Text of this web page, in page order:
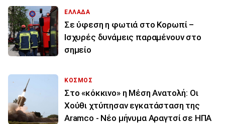
ΕΛΛΑΔΑ
Σε ύφεση η φωτιά στο Κορωπί –
Ισχυρές δυνάμεις παραμένουν στο
σημείο
ΚΟΣΜΟΣ
Στο «κόκκινο» η Μέση Ανατολή: Οι
Χούθι χτύπησαν εγκατάσταση της
Aramco - Νέο μήνυμα Αραγτσί σε ΗΠΑ